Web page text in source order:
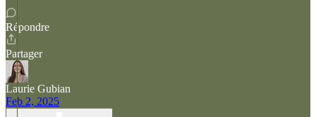
Répondre
Partager
Laurie Gubian
Feb 2, 2025